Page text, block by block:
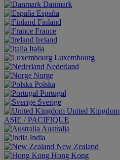
Danmark
España
Finland
France
Ireland
Italia
Luxembourg
Nederland
Norge
Polska
Portugal
Sverige
United Kingdom
ASIE / PACIFIQUE
Australia
India
New Zealand
Hong Kong